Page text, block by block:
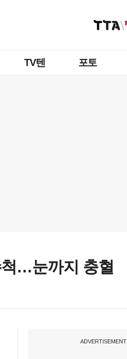
TV텐 포토
척…눈까지 충혈
ADVERTISEMENT